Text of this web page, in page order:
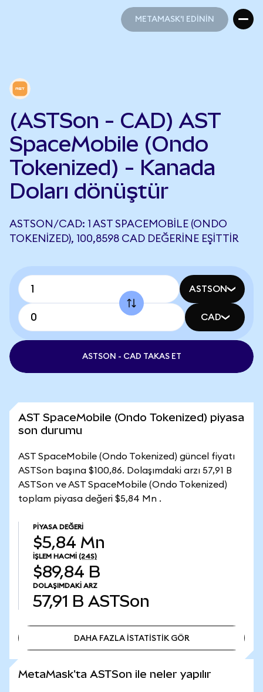
METAMASK'I EDİNİN
(ASTSon - CAD) AST
SpaceMobile (Ondo
Tokenized) - Kanada
Doları dönüştür
ASTSON/CAD: 1 AST SPACEMOBILE (ONDO
TOKENIZED), 100,8598 CAD DEĞERINE EŞITTIR
ASTSON
CAD
ASTSON - CAD TAKAS ET
AST SpaceMobile (Ondo Tokenized) piyasa
son durumu
AST SpaceMobile (Ondo Tokenized) güncel fiyatı
ASTSon başına $100,86. Dolaşımdaki arzı 57,91 B
ASTSon ve AST SpaceMobile (Ondo Tokenized)
toplam piyasa değeri $5,84 Mn .
PIYASA DEĞERI
$5,84 Mn
İŞLEM HACMI (24S)
$89,84 B
DOLAŞIMDAKI ARZ
57,91 B ASTSon
DAHA FAZLA İSTATİSTİK GÖR
MetaMask'ta ASTSon ile neler yapılır